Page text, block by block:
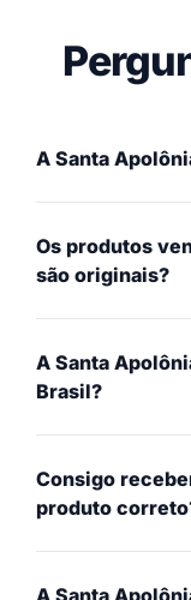
A Santa
Os produtos
são originais?
A Santa
Brasil?
Consigo
produto
A Santa